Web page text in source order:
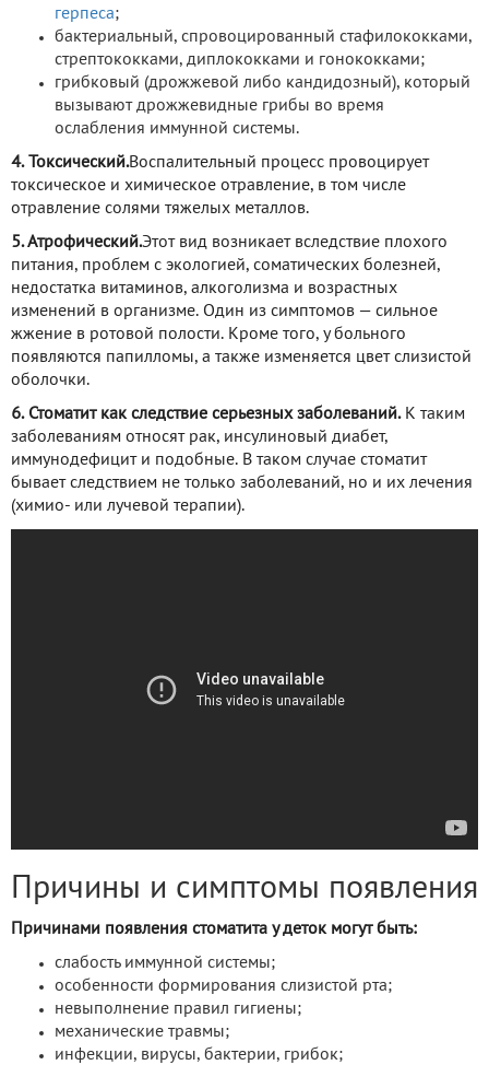
герпеса;
бактериальный, спровоцированный стафилококками,
стрептококками, диплококками и гонококками;
грибковый (дрожжевой либо кандидозный), который
вызывают дрожжевидные грибы во время
ослабления иммунной системы.
4. Токсический.Воспалительный процесс провоцирует
токсическое и химическое отравление, в том числе
отравление солями тяжелых металлов.
5. Атрофический.Этот вид возникает вследствие плохого
питания, проблем с экологией, соматических болезней,
недостатка витаминов, алкоголизма и возрастных
изменений в организме. Один из симптомов — сильное
жжение в ротовой полости. Кроме того, у больного
появляются папилломы, а также изменяется цвет слизистой
оболочки.
6. Стоматит как следствие серьезных заболеваний.К таким
заболеваниям относят рак, инсулиновый диабет,
иммунодефицит и подобные. В таком случае стоматит
бывает следствием не только заболеваний, но и их лечения
(химио- или лучевой терапии).
Причины и симптомы появления
Причинами появления стоматита у деток могут быть:
слабость иммунной системы;
особенности формирования слизистой рта;
невыполнение правил гигиены;
механические травмы;
инфекции, вирусы, бактерии, грибок;